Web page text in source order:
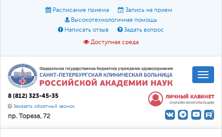
Расписание приема
Запись на прием
Высокотехнологичная помощь
Написать отзыв
Задать вопрос
Доступная среда
Размер шрифта: A A A
Цвет:
8 (812) 323-45-35
Заказать обратный звонок
пр. Тореза, 72
ЛИЧНЫЙ КАБИНЕТ
ОНЛАЙН КОНСУЛЬТАЦИИ